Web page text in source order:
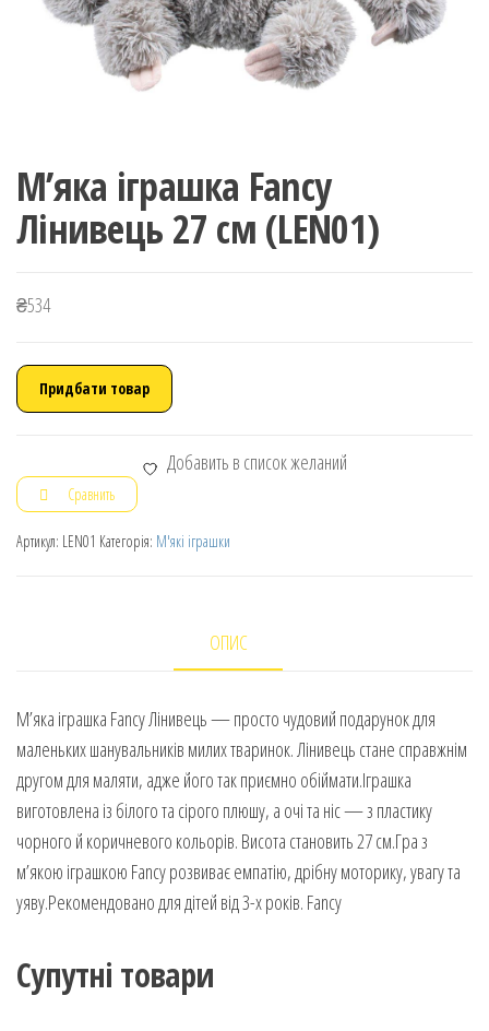
М’яка іграшка Fancy
Лінивець 27 см (LEN01)
₴534
Придбати товар
Добавить в список желаний
Сравнить
Артикул: LEN01 Категорія: М'які іграшки
ОПИС
М’яка іграшка Fancy Лінивець — просто чудовий подарунок для
маленьких шанувальників милих тваринок. Лінивець стане справжнім
другом для маляти, адже його так приємно обіймати.Іграшка
виготовлена із білого та сірого плюшу, а очі та ніс — з пластику
чорного й коричневого кольорів. Висота становить 27 см.Гра з
м’якою іграшкою Fancy розвиває емпатію, дрібну моторику, увагу та
уяву.Рекомендовано для дітей від 3-х років. Fancy
Супутні товари